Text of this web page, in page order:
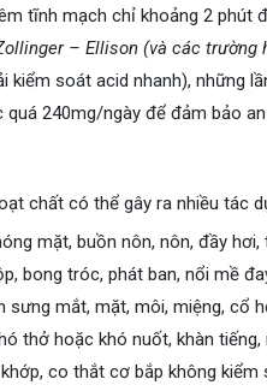
tĩnh mạch chỉ khoảng 2 phút
– Ellison (và các trường
kiểm soát acid nhanh), những
quá 240mg/ngày để đảm bảo
chất có thể gây ra nhiều tác
mặt, buồn nôn, nôn, đầy hơi,
bong tróc, phát ban, nổi mề
sưng mắt, mặt, môi, miệng, cổ
thở hoặc khó nuốt, khàn
co thắt cơ bắp không